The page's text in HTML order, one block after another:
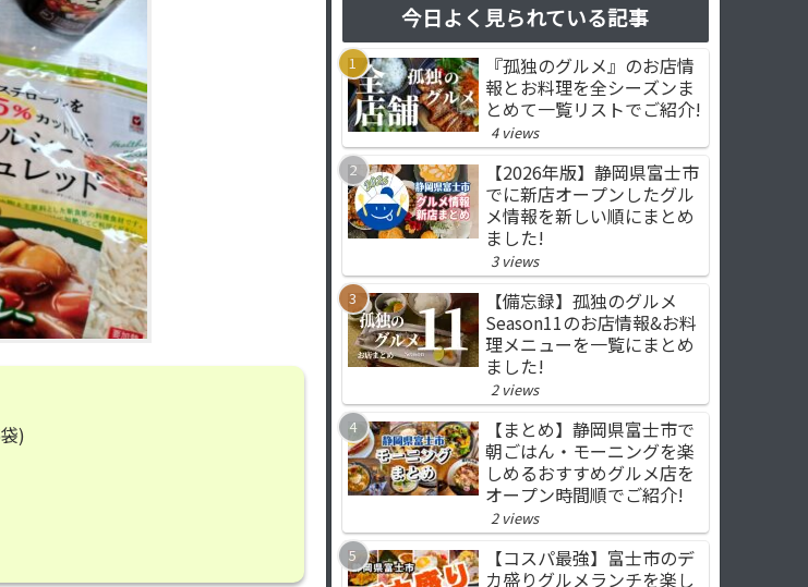
)
今日よく見られている記事
『孤独のグルメ』のお店情
報とお料理を全シーズンま
とめて一覧リストでご紹介!
4 views
【2026年版】静岡県富士市
でに新店オープンしたグル
メ情報を新しい順にまとめ
ました!
3 views
【備忘録】孤独のグルメ
Season11のお店情報&お料
理メニューを一覧にまとめ
ました!
2 views
【まとめ】静岡県富士市で
朝ごはん・モーニングを楽
しめるおすすめグルメ店を
オープン時間順でご紹介!
2 views
【コスパ最強】富士市のデ
カ盛りグルメランチを楽し